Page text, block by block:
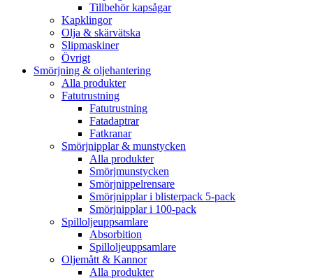
Tillbehör kapsågar
Kapklingor
Olja & skärvätska
Slipmaskiner
Övrigt
Smörjning & oljehantering
Alla produkter
Fatutrustning
Fatutrustning
Fatadaptrar
Fatkranar
Smörjnipplar & munstycken
Alla produkter
Smörjmunstycken
Smörjnippelrensare
Smörjnipplar i blisterpack 5-pack
Smörjnipplar i 100-pack
Spilloljeuppsamlare
Absorbition
Spilloljeuppsamlare
Oljemått & Kannor
Alla produkter